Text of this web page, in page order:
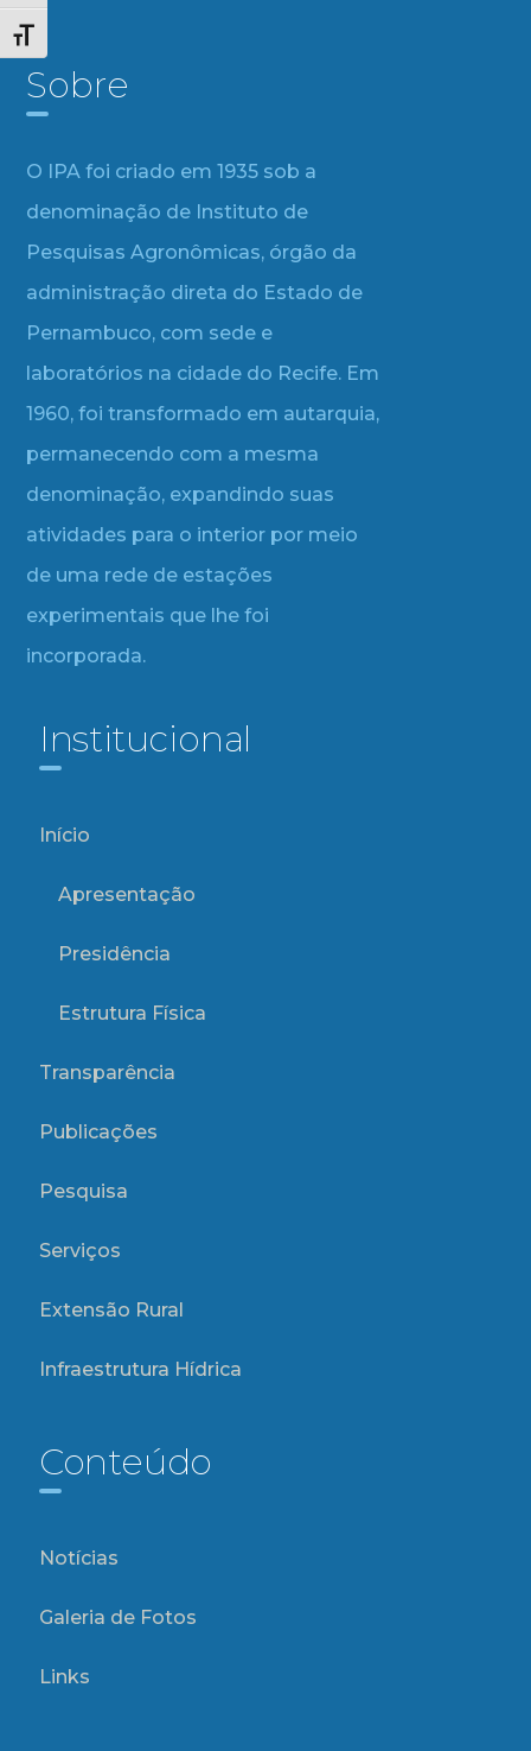
Alternar tamanho da fonte
Sobre
O IPA foi criado em 1935 sob a
denominação de Instituto de
Pesquisas Agronômicas, órgão da
administração direta do Estado de
Pernambuco, com sede e
laboratórios na cidade do Recife. Em
1960, foi transformado em autarquia,
permanecendo com a mesma
denominação, expandindo suas
atividades para o interior por meio
de uma rede de estações
experimentais que lhe foi
incorporada.
Institucional
Início
Apresentação
Presidência
Estrutura Física
Transparência
Publicações
Pesquisa
Serviços
Extensão Rural
Infraestrutura Hídrica
Conteúdo
Notícias
Galeria de Fotos
Links